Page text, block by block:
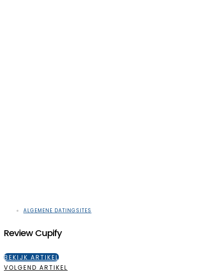
ALGEMENE DATINGSITES
Review Cupify
BEKIJK ARTIKEL
VOLGEND ARTIKEL